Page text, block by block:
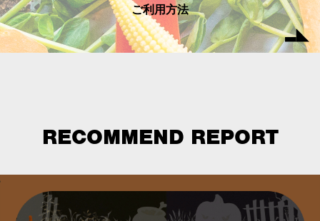
ご利用方法
RECOMMEND REPORT